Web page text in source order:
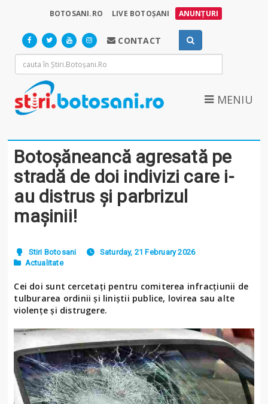
BOTOSANI.RO LIVE BOTOȘANI ANUNȚURI
CONTACT
MENIU
Botoșăneancă agresată pe
stradă de doi indivizi care i-
au distrus și parbrizul
mașinii!
Stiri Botosani
Saturday, 21 February 2026
Actualitate
Cei doi sunt cercetați pentru comiterea infracțiunii de
tulburarea ordinii și liniștii publice, lovirea sau alte
violențe și distrugere.